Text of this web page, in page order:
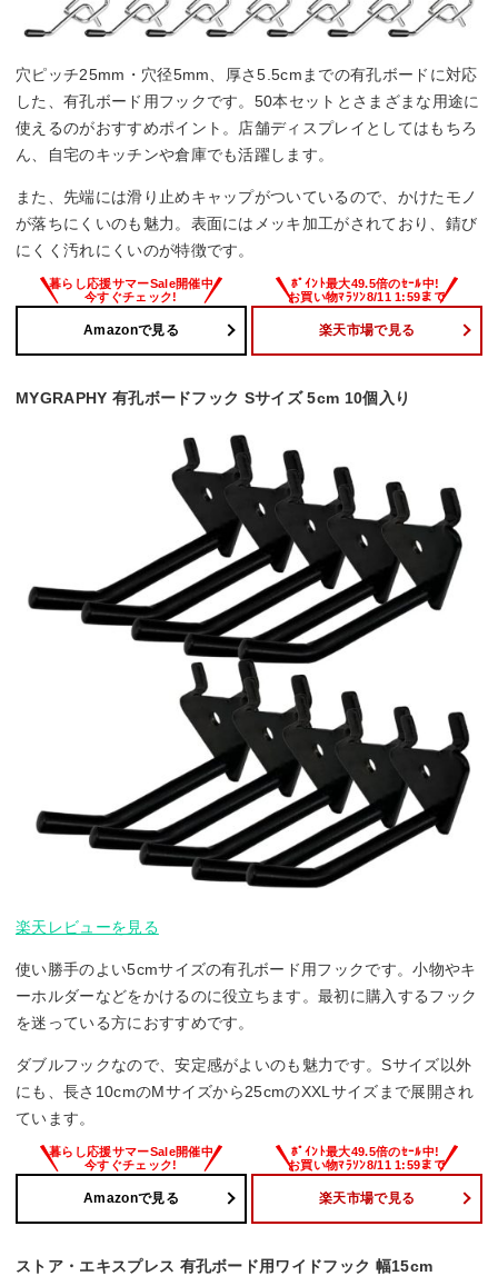
穴ピッチ25mm・穴径5mm、厚さ5.5cmまでの有孔ボードに対応
した、有孔ボード用フックです。50本セットとさまざまな用途に
使えるのがおすすめポイント。店舗ディスプレイとしてはもちろ
ん、自宅のキッチンや倉庫でも活躍します。
また、先端には滑り止めキャップがついているので、かけたモノ
が落ちにくいのも魅力。表面にはメッキ加工がされており、錆び
にくく汚れにくいのが特徴です。
Amazonで見る 楽天市場で見る
MYGRAPHY 有孔ボードフック Sサイズ 5cm 10個入り
楽天レビューを見る
使い勝手のよい5cmサイズの有孔ボード用フックです。小物やキ
ーホルダーなどをかけるのに役立ちます。最初に購入するフック
を迷っている方におすすめです。
ダブルフックなので、安定感がよいのも魅力です。Sサイズ以外
にも、長さ10cmのMサイズから25cmのXXLサイズまで展開され
ています。
Amazonで見る 楽天市場で見る
ストア・エキスプレス 有孔ボード用ワイドフック 幅15cm